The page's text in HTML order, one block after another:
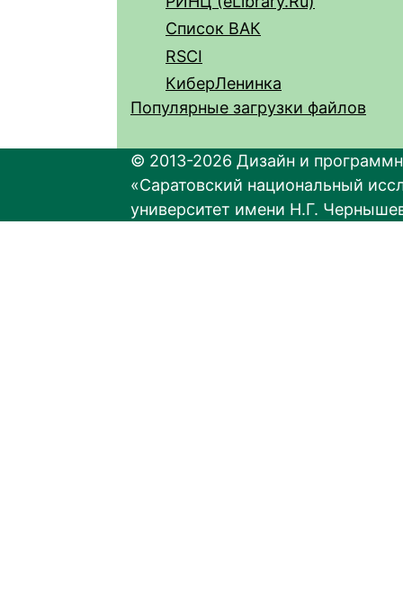
Список ВАК
RSCI
КиберЛенинка
Популярные загрузки файлов
© 2013-2026 Дизайн и
«Саратовский национальный
университет имени Н.Г.